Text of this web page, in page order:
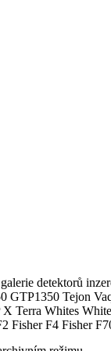
detektorů
Tejon
Terra Whites
Fisher F4 Fisher